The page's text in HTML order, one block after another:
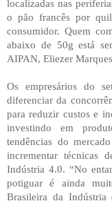
localizadas nas
o pão francês por
consumidor. Quem
abaixo de 50g está
AIPAN, Eliezer
Os empresários do
diferenciar da
para reduzir custos e
investindo em
tendências do
incrementar técnicas
Indústria 4.0. “No
potiguar é ainda
Brasileira da